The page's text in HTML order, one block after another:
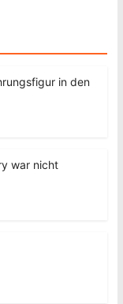
in den
war nicht